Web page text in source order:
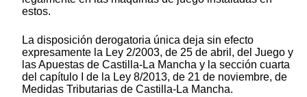
estos.
La disposición derogatoria única deja sin efecto
expresamente la Ley 2/2003, de 25 de abril, del Juego y
las Apuestas de Castilla-La Mancha y la sección cuarta
del capítulo I de la Ley 8/2013, de 21 de noviembre, de
Medidas Tributarias de Castilla-La Mancha.